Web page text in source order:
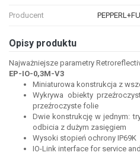
Producent
Opisy produktu
Najważniejsze parametry
EP-IO-0,3M-V3
Miniaturowa konstrukcja z
Wykrywa obiekty
przeźroczyste folie
Dwie konstrukcję w jednym:
odbicia z dużym zasięgiem
Wysoki stopień ochrony IP69K
IO-Link interface for service